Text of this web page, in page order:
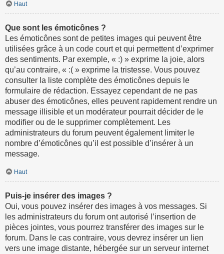
Haut
Que sont les émoticônes ?
Les émoticônes sont de petites images qui peuvent être
utilisées grâce à un code court et qui permettent d’exprimer
des sentiments. Par exemple, « :) » exprime la joie, alors
qu’au contraire, « :( » exprime la tristesse. Vous pouvez
consulter la liste complète des émoticônes depuis le
formulaire de rédaction. Essayez cependant de ne pas
abuser des émoticônes, elles peuvent rapidement rendre un
message illisible et un modérateur pourrait décider de le
modifier ou de le supprimer complètement. Les
administrateurs du forum peuvent également limiter le
nombre d’émoticônes qu’il est possible d’insérer à un
message.
Haut
Puis-je insérer des images ?
Oui, vous pouvez insérer des images à vos messages. Si
les administrateurs du forum ont autorisé l’insertion de
pièces jointes, vous pourrez transférer des images sur le
forum. Dans le cas contraire, vous devrez insérer un lien
vers une image distante, hébergée sur un serveur internet